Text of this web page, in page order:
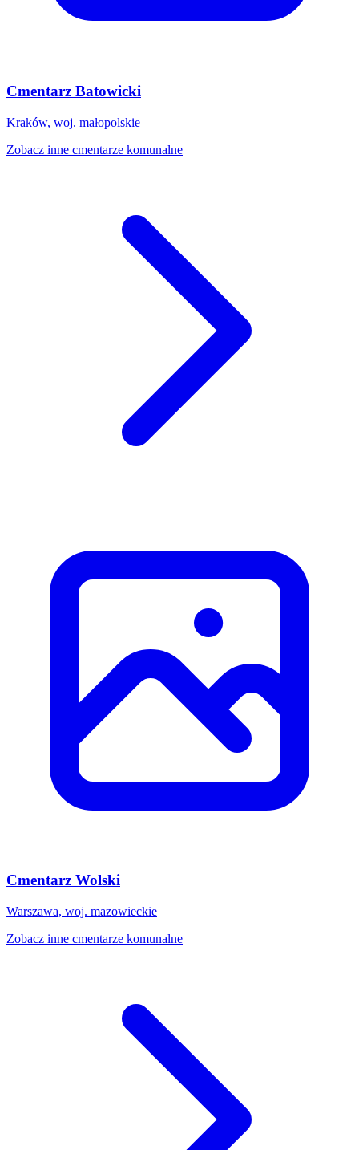
Cmentarz Batowicki
Kraków, woj. małopolskie
Zobacz inne cmentarze komunalne
Cmentarz Wolski
Warszawa, woj. mazowieckie
Zobacz inne cmentarze komunalne